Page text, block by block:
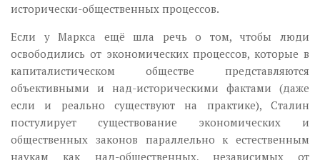
исторически-общественных процессов.
Если у Маркса ещё шла речь о том, чтобы люди
освободились от экономических процессов, которые в
капиталистическом обществе представляются
объективными и над-историческими фактами (даже
если и реально существуют на практике), Сталин
постулирует существование экономических и
общественных законов параллельно к естественным
наукам как над-общественных, независимых от